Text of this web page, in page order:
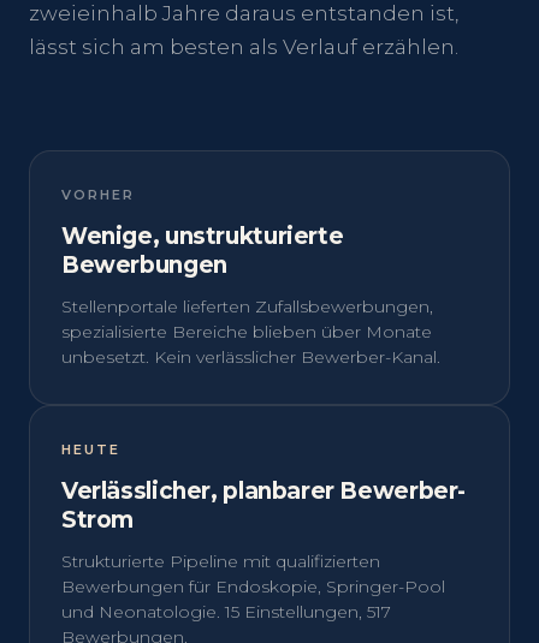
zweieinhalb Jahre daraus entstanden ist,
lässt sich am besten als Verlauf erzählen.
VORHER
Wenige, unstrukturierte
Bewerbungen
Stellenportale lieferten Zufallsbewerbungen,
spezialisierte Bereiche blieben über Monate
unbesetzt. Kein verlässlicher Bewerber-Kanal.
HEUTE
Verlässlicher, planbarer Bewerber-
Strom
Strukturierte Pipeline mit qualifizierten
Bewerbungen für Endoskopie, Springer-Pool
und Neonatologie. 15 Einstellungen, 517
Bewerbungen.